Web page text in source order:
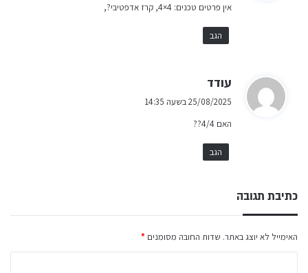
ב
:
אין פרטים טכנים: 4×4, קרז אדפטיבי?,
הגב
עודד
ב
:
25/08/2025 בשעה 14:35
האם 4/4??
הגב
כתיבת תגובה
האימייל לא יוצג באתר. שדות החובה מסומנים *